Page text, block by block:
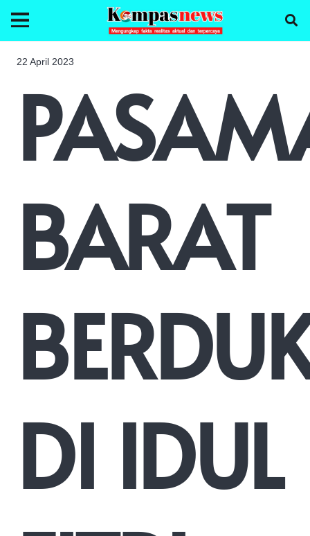
22 April 2023
BARAT
DI IDUL